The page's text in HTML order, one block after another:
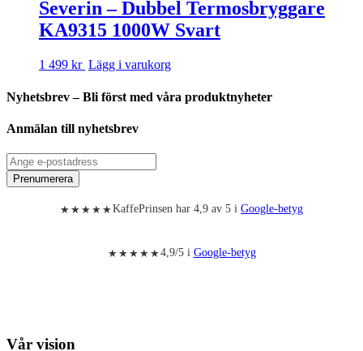
Severin – Dubbel Termosbryggare
KA9315 1000W Svart
1 499 kr Lägg i varukorg
Nyhetsbrev – Bli först med våra produktnyheter
Anmälan till nyhetsbrev
Prenumerera
★★★★★KaffePrinsen har 4,9 av 5 i Google-betyg
★★★★★4,9/5 i Google-betyg
Vår vision